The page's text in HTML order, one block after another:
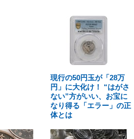
現行の50円玉が「28万
円」に大化け！ “はがさ
ない”方がいい、お宝に
なり得る「エラー」の正
体とは